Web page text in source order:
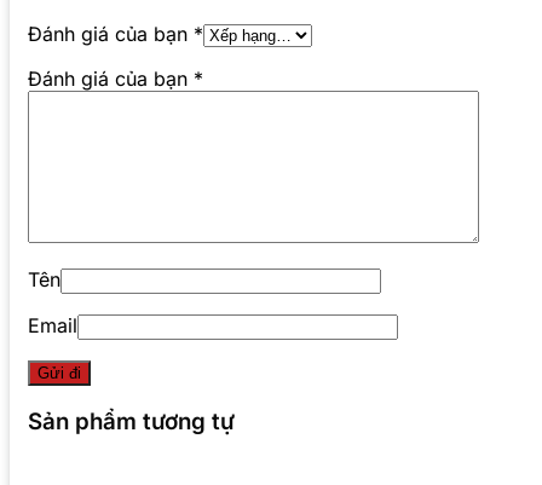
Đánh giá của bạn *
Đánh giá của bạn *
Tên
Email
Sản phẩm tương tự